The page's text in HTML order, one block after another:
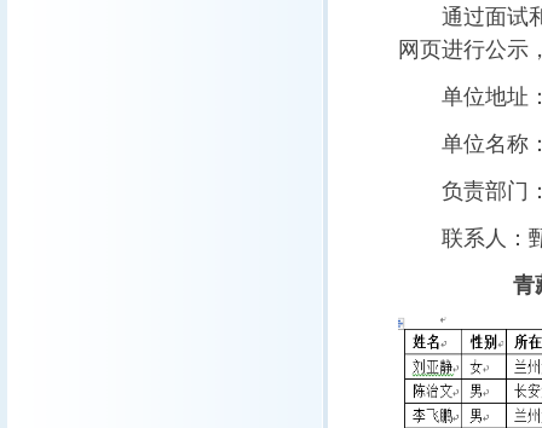
通过面试
网页进行公示
单位地址
单位名称
负责部门
联系人：
青藏所